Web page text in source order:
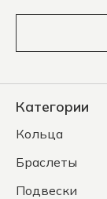
Категории
Кольца
Браслеты
Подвески